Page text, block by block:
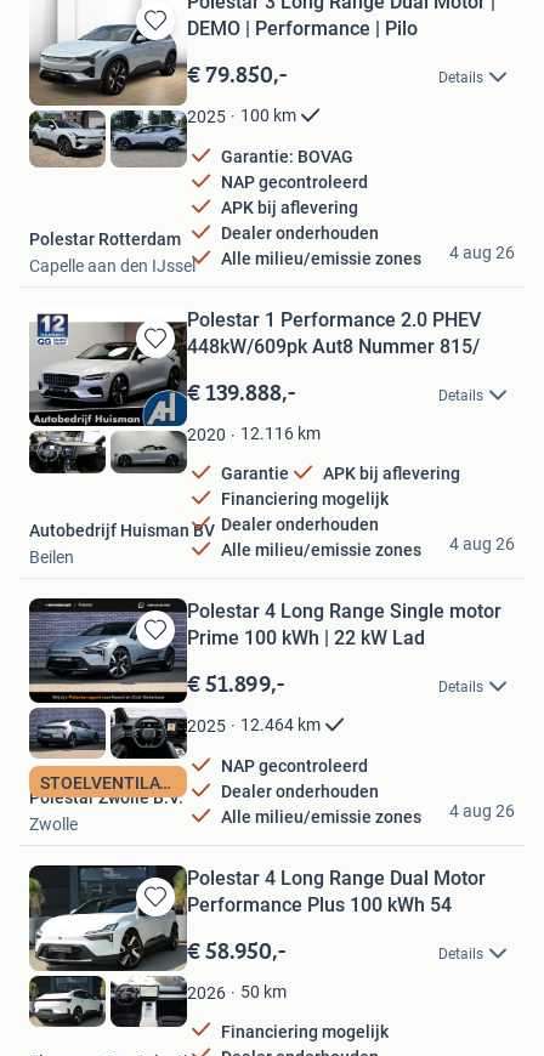
Bewaren
in
Mijn
Favorieten
DEMO | Performance | Pilo
€ 79.850,- Details
2025 100 km
Garantie: BOVAG
NAP gecontroleerd
APK bij aflevering
Dealer onderhouden
Alle milieu/emissie zones
Polestar Rotterdam
Capelle aan den IJssel
4 aug 26
Bewaren
in
Mijn
Favorieten
Polestar 1 Performance 2.0 PHEV
448kW/609pk Aut8 Nummer 815/
€ 139.888,- Details
2020 12.116 km
Garantie
APK bij aflevering
Financiering mogelijk
Dealer onderhouden
Alle milieu/emissie zones
Autobedrijf Huisman BV
Beilen
4 aug 26
Bewaren
in
Mijn
Favorieten
STOELVENTILATIE
Polestar 4 Long Range Single motor
Prime 100 kWh | 22 kW Lad
€ 51.899,- Details
2025 12.464 km
NAP gecontroleerd
Dealer onderhouden
Alle milieu/emissie zones
Polestar Zwolle B.V.
Zwolle
4 aug 26
Bewaren
in
Mijn
Favorieten
Polestar 4 Long Range Dual Motor
Performance Plus 100 kWh 54
€ 58.950,- Details
2026 50 km
Financiering mogelijk